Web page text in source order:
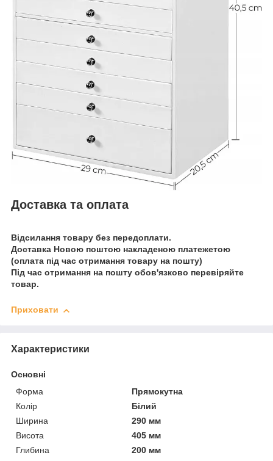
Доставка та оплата
Відсилання товару без передоплати.
Доставка Новою поштою накладеною платежетою
(оплата під час отримання товару на пошту)
Під час отримання на пошту обов'язково перевіряйте
товар.
Приховати
Характеристики
Основні
Форма
Прямокутна
Колір
Білий
Ширина
290 мм
Висота
405 мм
Глибина
200 мм